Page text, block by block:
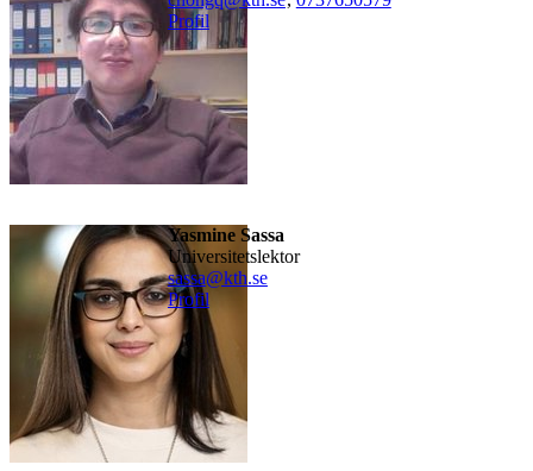
Profil
Yasmine Sassa
universitetslektor
sassa@kth.se
Profil